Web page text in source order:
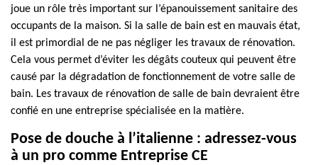
joue un rôle très important sur l’épanouissement sanitaire des
occupants de la maison. Si la salle de bain est en mauvais état,
il est primordial de ne pas négliger les travaux de rénovation.
Cela vous permet d’éviter les dégâts couteux qui peuvent être
causé par la dégradation de fonctionnement de votre salle de
bain. Les travaux de rénovation de salle de bain devraient être
confié en une entreprise spécialisée en la matière.
Pose de douche à l’italienne : adressez-vous
à un pro comme Entreprise CE